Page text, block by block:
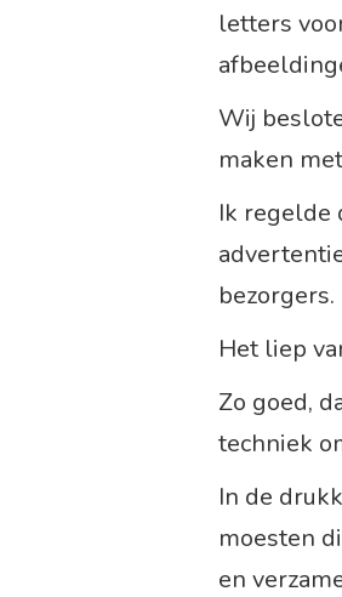
letters
Wij
maken
Ik regelde
bezorgers.
Het liep
Zo goed,
techniek
In de
moesten
en